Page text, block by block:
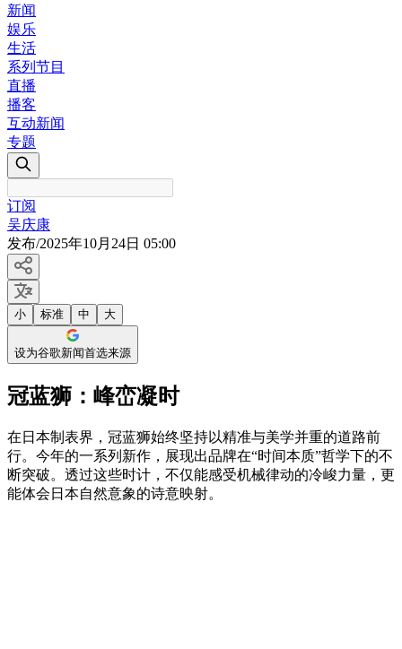
新闻
娱乐
生活
系列节目
直播
播客
互动新闻
专题
订阅
吴庆康
发布/2025年10月24日 05:00
小 标准 中 大
设为谷歌新闻首选来源
冠蓝狮：峰峦凝时
在日本制表界，冠蓝狮始终坚持以精准与美学并重的道路前
行。今年的一系列新作，展现出品牌在“时间本质”哲学下的不
断突破。透过这些时计，不仅能感受机械律动的冷峻力量，更
能体会日本自然意象的诗意映射。